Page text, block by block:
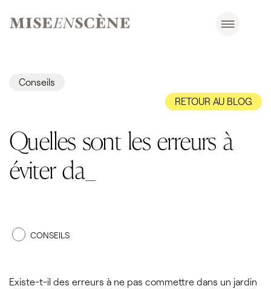
Conseils
RETOUR AU BLOG
Quelles sont les erreurs à
éviter dans votr_
CONSEILS
Existe-t-il des erreurs à ne pas commettre dans un jardin